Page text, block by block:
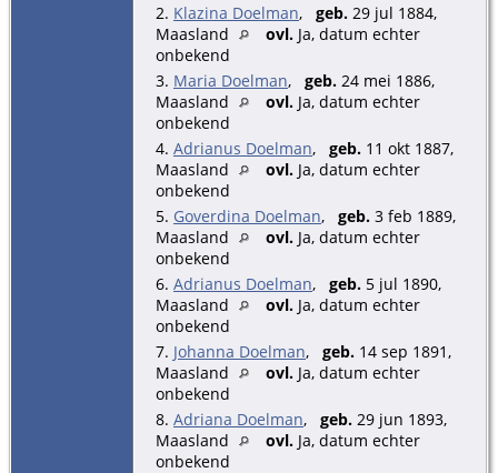
2. Klazina Doelman, geb. 29 jul 1884,
Maasland
ovl. Ja, datum echter
onbekend
3. Maria Doelman, geb. 24 mei 1886,
Maasland
ovl. Ja, datum echter
onbekend
4. Adrianus Doelman, geb. 11 okt 1887,
Maasland
ovl. Ja, datum echter
onbekend
5. Goverdina Doelman, geb. 3 feb 1889,
Maasland
ovl. Ja, datum echter
onbekend
6. Adrianus Doelman, geb. 5 jul 1890,
Maasland
ovl. Ja, datum echter
onbekend
7. Johanna Doelman, geb. 14 sep 1891,
Maasland
ovl. Ja, datum echter
onbekend
8. Adriana Doelman, geb. 29 jun 1893,
Maasland
ovl. Ja, datum echter
onbekend